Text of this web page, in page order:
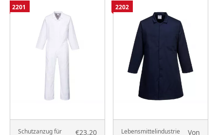
Schutzanzug für
€23.20
2201
Lebensmittelindustrie
Von
2202